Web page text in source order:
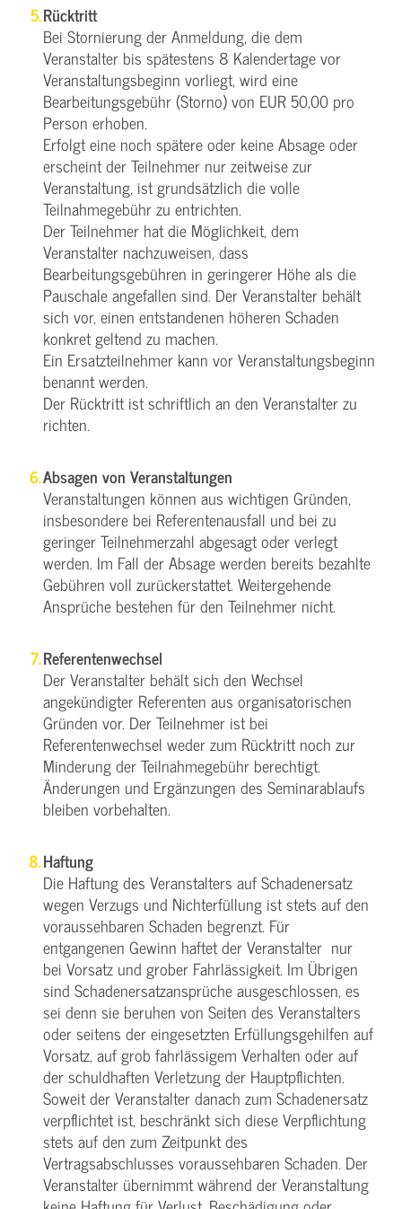
Rücktritt
Bei Stornierung der Anmeldung, die dem
Veranstalter bis spätestens 8 Kalendertage vor
Veranstaltungsbeginn vorliegt, wird eine
Bearbeitungsgebühr (Storno) von EUR 50,00 pro
Person erhoben.
Erfolgt eine noch spätere oder keine Absage oder
erscheint der Teilnehmer nur zeitweise zur
Veranstaltung, ist grundsätzlich die volle
Teilnahmegebühr zu entrichten.
Der Teilnehmer hat die Möglichkeit, dem
Veranstalter nachzuweisen, dass
Bearbeitungsgebühren in geringerer Höhe als die
Pauschale angefallen sind. Der Veranstalter behält
sich vor, einen entstandenen höheren Schaden
konkret geltend zu machen.
Ein Ersatzteilnehmer kann vor Veranstaltungsbeginn
benannt werden.
Der Rücktritt ist schriftlich an den Veranstalter zu
richten.
Absagen von Veranstaltungen
Veranstaltungen können aus wichtigen Gründen,
insbesondere bei Referentenausfall und bei zu
geringer Teilnehmerzahl abgesagt oder verlegt
werden. Im Fall der Absage werden bereits bezahlte
Gebühren voll zurückerstattet. Weitergehende
Ansprüche bestehen für den Teilnehmer nicht.
Referentenwechsel
Der Veranstalter behält sich den Wechsel
angekündigter Referenten aus organisatorischen
Gründen vor. Der Teilnehmer ist bei
Referentenwechsel weder zum Rücktritt noch zur
Minderung der Teilnahmegebühr berechtigt.
Änderungen und Ergänzungen des Seminarablaufs
bleiben vorbehalten.
Haftung
Die Haftung des Veranstalters auf Schadenersatz
wegen Verzugs und Nichterfüllung ist stets auf den
voraussehbaren Schaden begrenzt. Für
entgangenen Gewinn haftet der Veranstalter nur
bei Vorsatz und grober Fahrlässigkeit. Im Übrigen
sind Schadenersatzansprüche ausgeschlossen, es
sei denn sie beruhen von Seiten des Veranstalters
oder seitens der eingesetzten Erfüllungsgehilfen auf
Vorsatz, auf grob fahrlässigem Verhalten oder auf
der schuldhaften Verletzung der Hauptpflichten.
Soweit der Veranstalter danach zum Schadenersatz
verpflichtet ist, beschränkt sich diese Verpflichtung
stets auf den zum Zeitpunkt des
Vertragsabschlusses voraussehbaren Schaden. Der
Veranstalter übernimmt während der Veranstaltung